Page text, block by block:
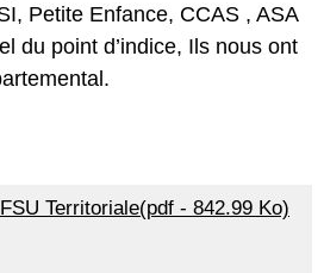
Petite Enfance, CCAS , ASA
du point d’indice, Ils nous ont
Territoriale(pdf - 842.99 Ko)